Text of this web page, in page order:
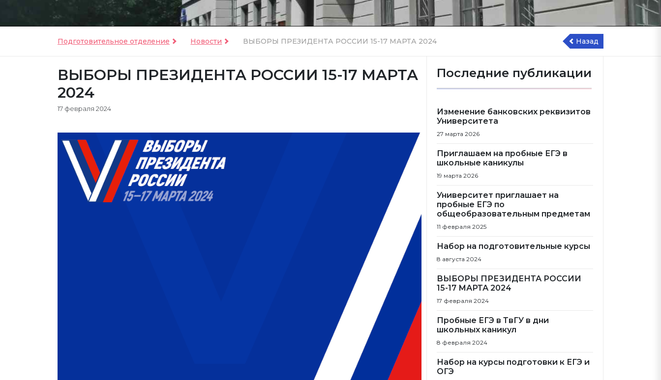
Подготовительное отделение Новости ВЫБОРЫ ПРЕЗИДЕНТА РОССИИ 15-17 МАРТА 2024 Назад
ВЫБОРЫ ПРЕЗИДЕНТА РОССИИ 15-17 МАРТА
2024
17 февраля 2024
Последние публикации
Изменение банковских реквизитов
Университета
27 марта 2026
Приглашаем на пробные ЕГЭ в
школьные каникулы
19 марта 2026
Университет приглашает на
пробные ЕГЭ по
общеобразовательным предметам
11 февраля 2025
Набор на подготовительные курсы
8 августа 2024
ВЫБОРЫ ПРЕЗИДЕНТА РОССИИ
15-17 МАРТА 2024
17 февраля 2024
Пробные ЕГЭ в ТвГУ в дни
школьных каникул
8 февраля 2024
Набор на курсы подготовки к ЕГЭ и
ОГЭ